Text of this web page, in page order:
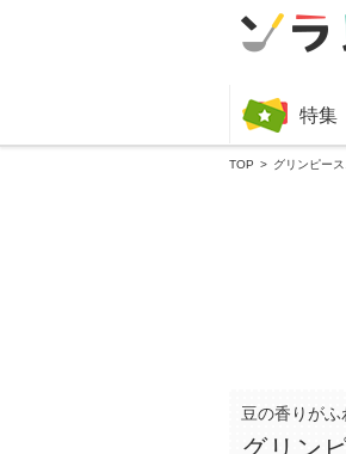
特集
TOP グリンピー
豆の香りがふ